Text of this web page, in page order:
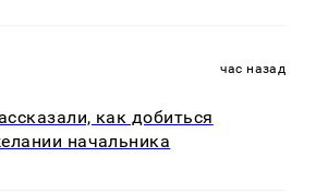
час назад
как добиться
начальника